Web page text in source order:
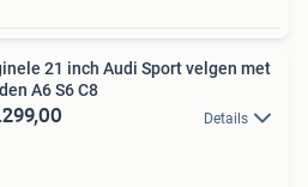
21 inch Audi Sport velgen met
A6 S6 C8
Details